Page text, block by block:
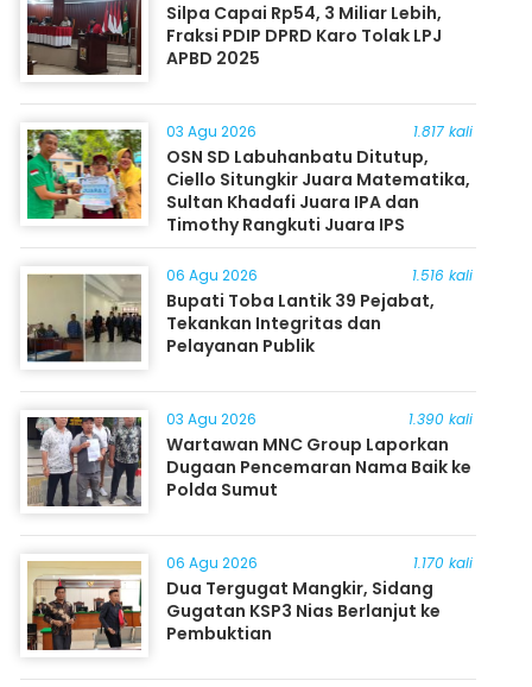
Silpa Capai Rp54, 3 Miliar Lebih,
Fraksi PDIP DPRD Karo Tolak LPJ
APBD 2025
03 Agu 2026 1.817 kali
OSN SD Labuhanbatu Ditutup,
Ciello Situngkir Juara Matematika,
Sultan Khadafi Juara IPA dan
Timothy Rangkuti Juara IPS
06 Agu 2026 1.516 kali
Bupati Toba Lantik 39 Pejabat,
Tekankan Integritas dan
Pelayanan Publik
03 Agu 2026 1.390 kali
Wartawan MNC Group Laporkan
Dugaan Pencemaran Nama Baik ke
Polda Sumut
06 Agu 2026 1.170 kali
Dua Tergugat Mangkir, Sidang
Gugatan KSP3 Nias Berlanjut ke
Pembuktian